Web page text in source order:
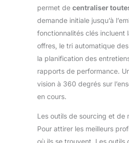
permet de centraliser
demande initiale jusqu’à
fonctionnalités clés incluent
offres, le tri automatique
la planification des
rapports de performance.
vision à 360 degrés sur
en cours.
Les outils de sourcing et de
Pour attirer les meilleurs
où ils se trouvent. Les outils